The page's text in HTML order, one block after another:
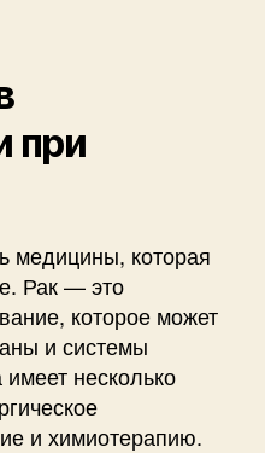
при
медицины, которая
Рак — это
которое может
и системы
несколько
и химиотерапию.